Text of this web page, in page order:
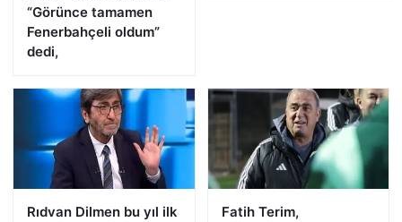
“Görünce tamamen
Fenerbahçeli oldum”
dedi,
Rıdvan Dilmen bu yıl ilk
Fatih Terim,